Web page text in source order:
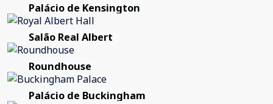
Palácio de Kensington
Salão Real Albert
Roundhouse
Palácio de Buckingham